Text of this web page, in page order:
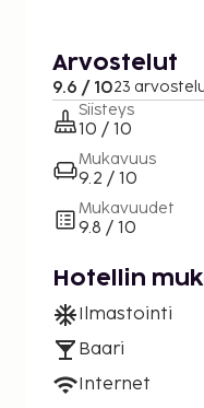
Arvostelut
9.6 / 1023
Siisteys
10 / 10
Mukavuus
9.2 / 10
Mukavuudet
9.8 / 10
Hotellin
Ilmastointi
Baari
Internet